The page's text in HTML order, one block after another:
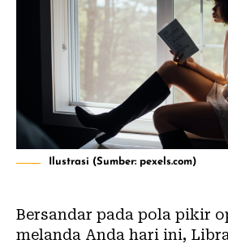
Ilustrasi (Sumber: pexels.com)
Bersandar pada pola pikir
melanda Anda hari ini,